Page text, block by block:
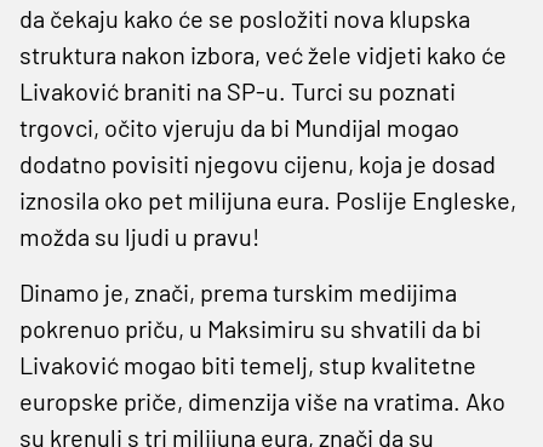
da čekaju kako će se posložiti nova klupska
struktura nakon izbora, već žele vidjeti kako će
Livaković braniti na SP-u. Turci su poznati
trgovci, očito vjeruju da bi Mundijal mogao
dodatno povisiti njegovu cijenu, koja je dosad
iznosila oko pet milijuna eura. Poslije Engleske,
možda su ljudi u pravu!
Dinamo je, znači, prema turskim medijima
pokrenuo priču, u Maksimiru su shvatili da bi
Livaković mogao biti temelj, stup kvalitetne
europske priče, dimenzija više na vratima. Ako
su krenuli s tri milijuna eura, znači da su